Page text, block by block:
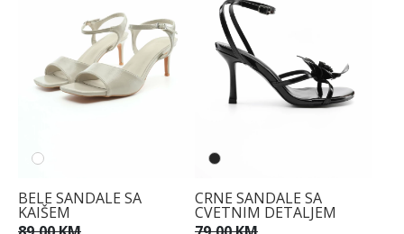
BELE SANDALE SA
KAIŠEM
CRNE SANDALE SA
CVETNIM DETALJEM